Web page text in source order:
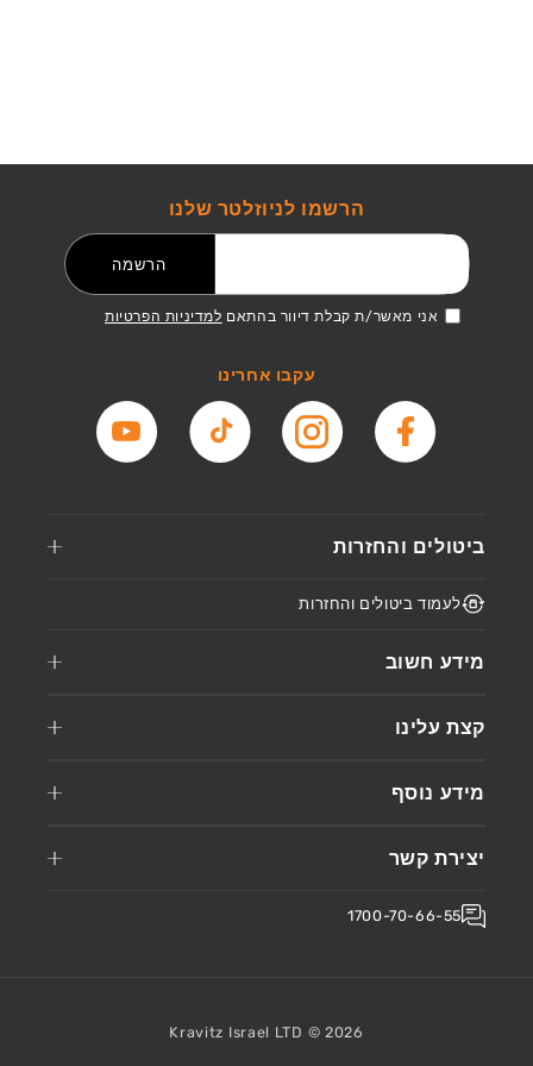
הרשמו לניוזלטר שלנו
הרשמה
אני מאשר/ת קבלת דיוור בהתאם למדיניות הפרטיות
עקבו אחרינו
פייסבוק אינסטגרם טיקטוק יוטיוב
ביטולים והחזרות
לעמוד ביטולים והחזרות
מידע חשוב
קצת עלינו
מידע נוסף
יצירת קשר
1700-70-66-55
Kravitz Israel LTD © 2026